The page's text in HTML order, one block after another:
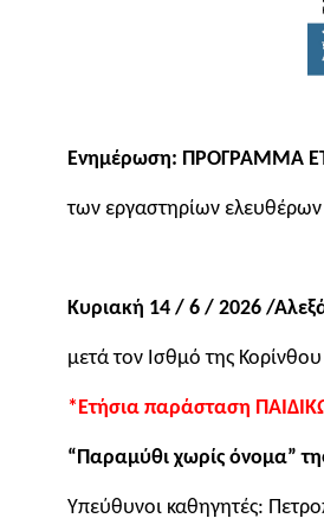
Ενημέρωση: ΠΡΟΓΡΑΜΜΑ
των εργαστηρίων
Κυριακή 14 / 6 / 2026 /
μετά τον Ισθμό της
*Ετήσια παράσταση
“Παραμύθι χωρίς όνομα”
Υπεύθυνοι καθηγητές: